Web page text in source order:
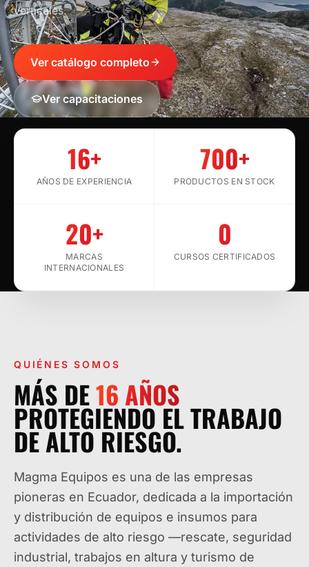
verticales.
Ver catálogo completo
Ver capacitaciones
16+
AÑOS DE EXPERIENCIA
700+
PRODUCTOS EN STOCK
20+
MARCAS
INTERNACIONALES
0
CURSOS CERTIFICADOS
QUIÉNES SOMOS
MÁS DE16 AÑOS
PROTEGIENDO EL TRABAJO
DE ALTO RIESGO.
Magma Equipos es una de las empresas
pioneras en Ecuador, dedicada a la importación
y distribución de equipos e insumos para
actividades de alto riesgo —rescate, seguridad
industrial, trabajos en altura y turismo de